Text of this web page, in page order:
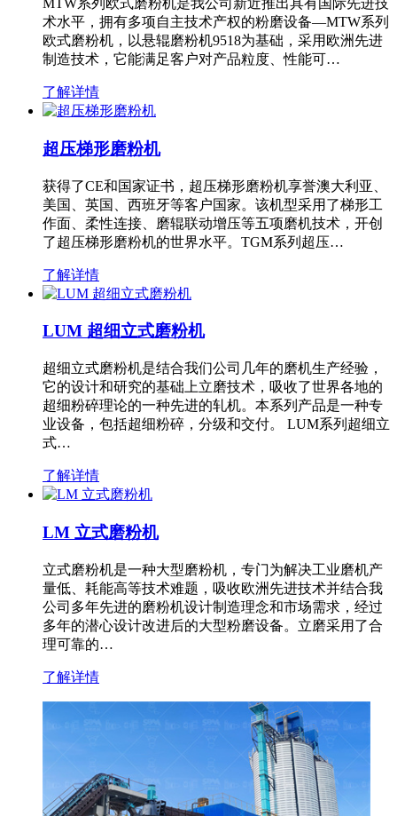
MTW系列欧式磨粉机是我公司新近推出具有国际先进技
术水平，拥有多项自主技术产权的粉磨设备—MTW系列
欧式磨粉机，以悬辊磨粉机9518为基础，采用欧洲先进
制造技术，它能满足客户对产品粒度、性能可…
了解详情
超压梯形磨粉机
获得了CE和国家证书，超压梯形磨粉机享誉澳大利亚、
美国、英国、西班牙等客户国家。该机型采用了梯形工
作面、柔性连接、磨辊联动增压等五项磨机技术，开创
了超压梯形磨粉机的世界水平。TGM系列超压…
了解详情
LUM 超细立式磨粉机
超细立式磨粉机是结合我们公司几年的磨机生产经验，
它的设计和研究的基础上立磨技术，吸收了世界各地的
超细粉碎理论的一种先进的轧机。本系列产品是一种专
业设备，包括超细粉碎，分级和交付。 LUM系列超细立
式…
了解详情
LM 立式磨粉机
立式磨粉机是一种大型磨粉机，专门为解决工业磨机产
量低、耗能高等技术难题，吸收欧洲先进技术并结合我
公司多年先进的磨粉机设计制造理念和市场需求，经过
多年的潜心设计改进后的大型粉磨设备。立磨采用了合
理可靠的…
了解详情